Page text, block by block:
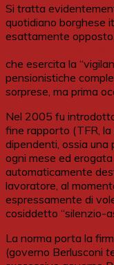
Si tratta
quotidiano borghese
esattamente opposto,
che esercita la
pensionistiche
sorprese, ma prima
Nel 2005 fu
fine rapporto (TFR, la
dipendenti, ossia
ogni mese ed
automaticamente
lavoratore, al
espressamente di
cosiddetto “silenzio-
La norma porta la
(governo Berlusconi